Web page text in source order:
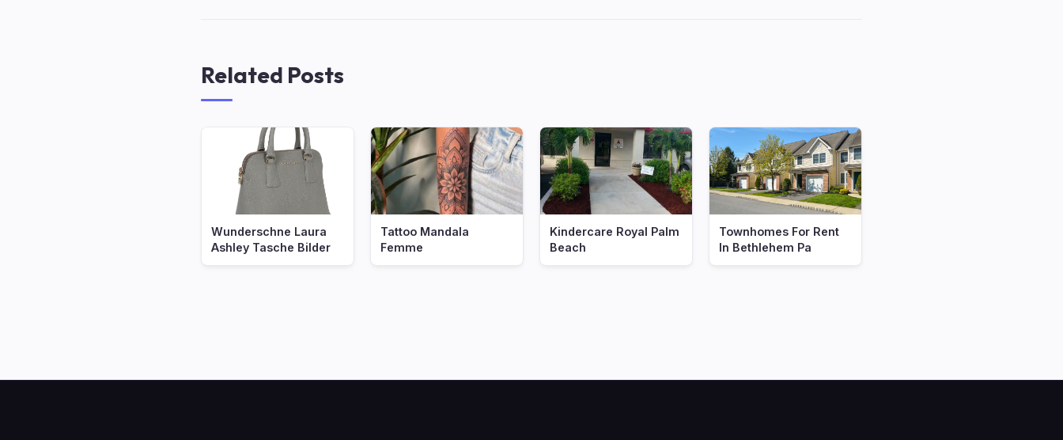
Related Posts
Wunderschne Laura
Ashley Tasche Bilder
Tattoo Mandala
Femme
Kindercare Royal Palm
Beach
Townhomes For Rent
In Bethlehem Pa